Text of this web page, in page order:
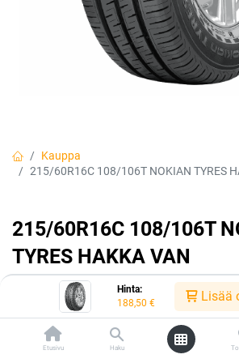
Hinta:
188,50 € Lisää
Etusivu Haku
Kauppa
215/60R16C 108/106T NOKIAN TYRES
215/60R16C 108/106T
TYRES HAKKA VAN
Premium-kesärengas paketti- ja
turvallisuutta ja mukavuutta.
6419440445809 Tuotekoodi:242657
188,50€